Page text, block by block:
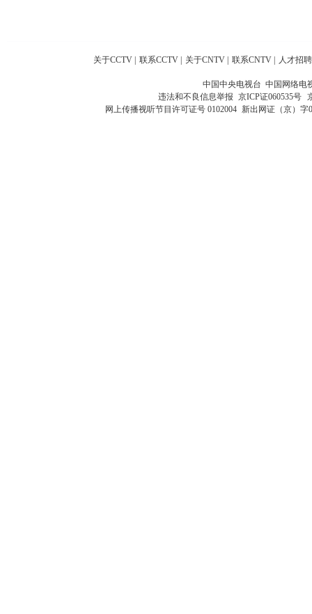
关于CCTV | 联系CCTV | 关于CNTV | 联系CNTV | 人才招聘
中国中央电视台 中国网络电
违法和不良信息举报 京ICP证060535号
网上传播视听节目许可证号 0102004 新出网证（京）